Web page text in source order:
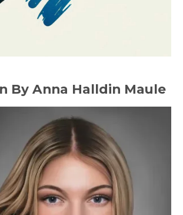
By Anna Halldin Maule